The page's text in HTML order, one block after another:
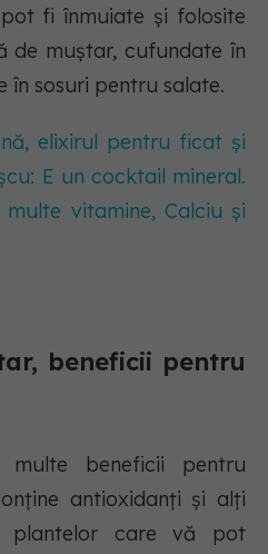
fi înmuiate și folosite
de muștar, cufundate în
în sosuri pentru salate.
elixirul pentru ficat și
E un cocktail mineral.
vitamine, Calciu și
beneficii pentru
beneficii pentru
antioxidanți și alți
plantelor care vă pot